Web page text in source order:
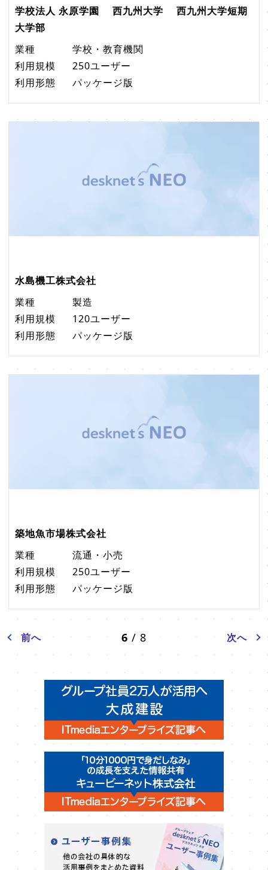
学校法人 永原学園 西九州大学 西九州大学短期
大学部
業種
学校・教育機関
利用規模
250ユーザー
利用形態
パッケージ版
水島機工株式会社
業種
製造
利用規模
120ユーザー
利用形態
パッケージ版
築地魚市場株式会社
業種
流通・小売
利用規模
250ユーザー
利用形態
パッケージ版
前へ 6 / 8 次へ